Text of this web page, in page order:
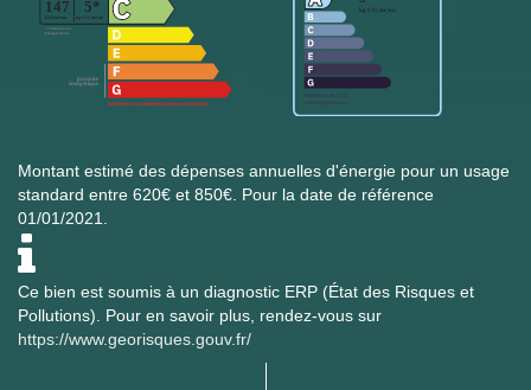
Montant estimé des dépenses annuelles d'énergie pour un usage
standard entre 620€ et 850€. Pour la date de référence
01/01/2021.
Ce bien est soumis à un diagnostic ERP (État des Risques et
Pollutions). Pour en savoir plus, rendez-vous sur
https://www.georisques.gouv.fr/